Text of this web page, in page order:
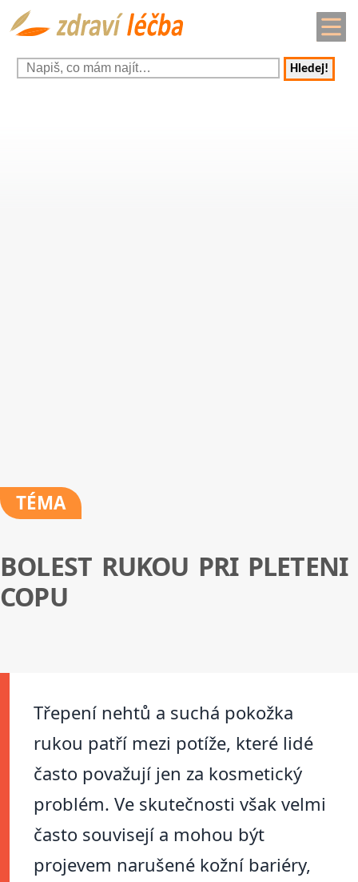
Hledej!
TÉMA
BOLEST RUKOU PRI PLETENI
COPU
Třepení nehtů a suchá pokožka
rukou patří mezi potíže, které lidé
často považují jen za kosmetický
problém. Ve skutečnosti však velmi
často souvisejí a mohou být
projevem narušené kožní bariéry,